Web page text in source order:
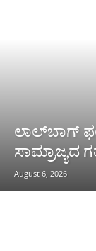
ಲಾಲ್‌ಬಾಗ್
ಸಾಮ್ರಾಜ್ಯದ
August 6, 2026